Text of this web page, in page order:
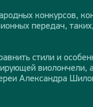
конкурсов,
передач,
стили и
Александра